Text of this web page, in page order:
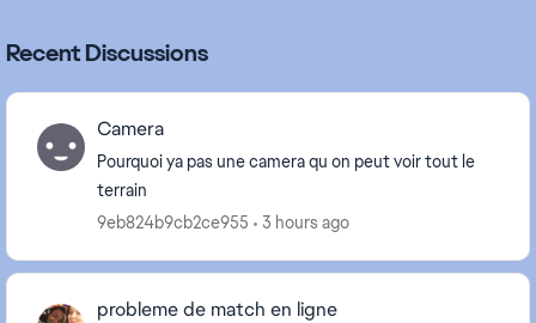
Recent Discussions
Camera
Pourquoi ya pas une camera qu on peut voir tout le
terrain
9eb824b9cb2ce955
3 hours ago
probleme de match en ligne